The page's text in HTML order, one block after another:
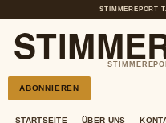
STIMMEREPORT
ABONNIEREN
STARTSEITE ÜBER UNS